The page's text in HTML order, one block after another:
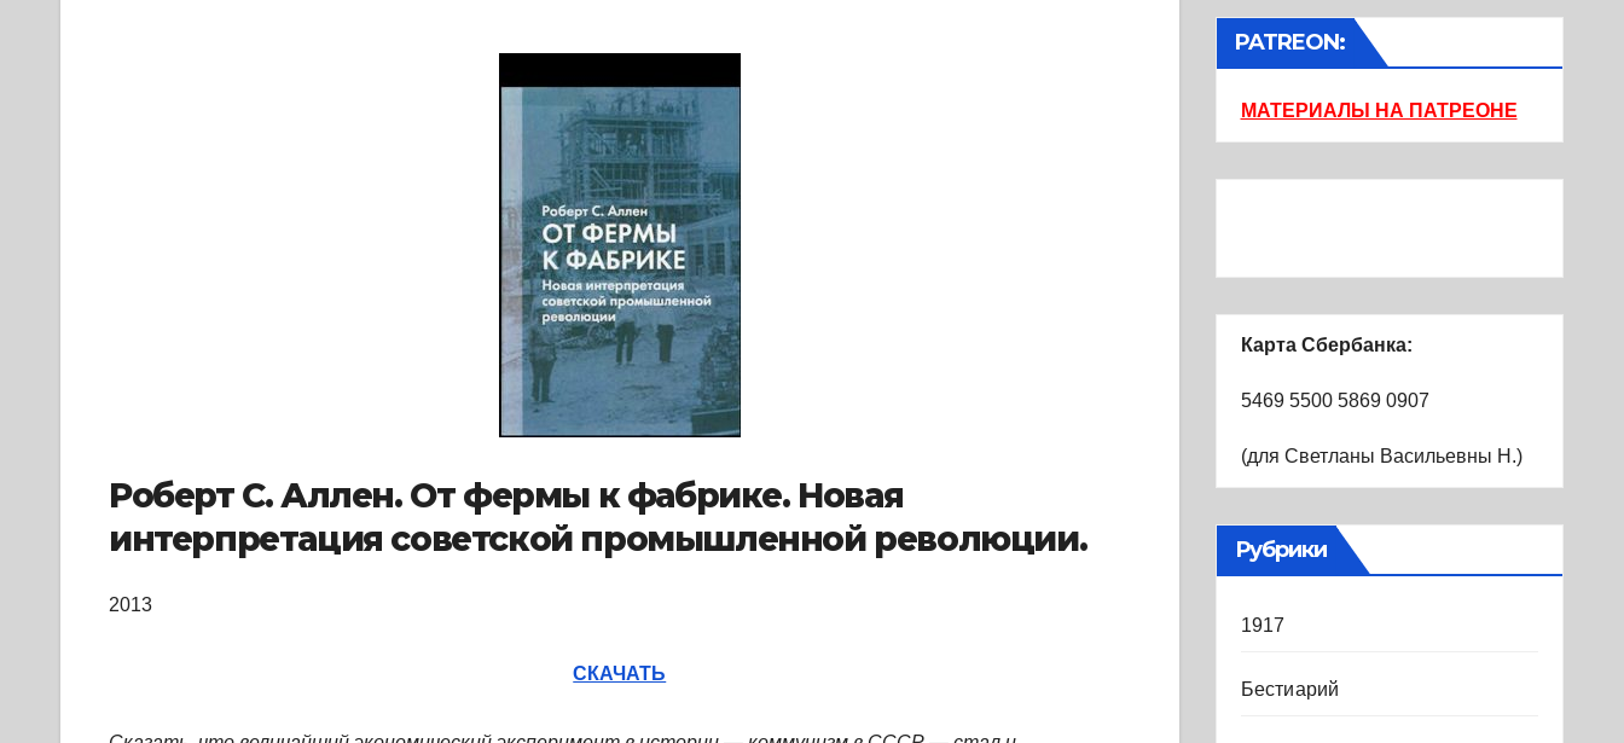
Роберт С. Аллен. От фермы к фабрике. Новая
интерпретация советской промышленной революции.
2013
СКАЧАТЬ
PATREON:
МАТЕРИАЛЫ НА ПАТРЕОНЕ
Карта Сбербанка:
5469 5500 5869 0907
(для Светланы Васильевны Н.)
Рубрики
1917
Бестиарий